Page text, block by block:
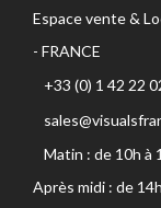
Espace vente &
- FRANCE
+33 (0) 1 42 22
Matin : de 10h à
Après midi : de